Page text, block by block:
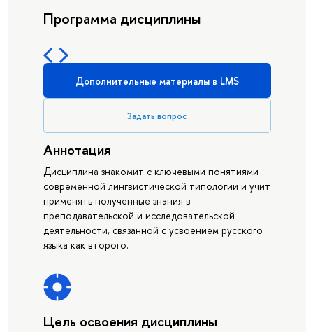
Программа дисциплины
Дополнительные материалы в LMS
Задать вопрос
Аннотация
Дисциплина знакомит с ключевыми понятиями
современной лингвистической типологии и учит
применять полученные знания в
преподавательской и исследовательской
деятельности, связанной с усвоением русского
языка как второго.
Цель освоения дисциплины